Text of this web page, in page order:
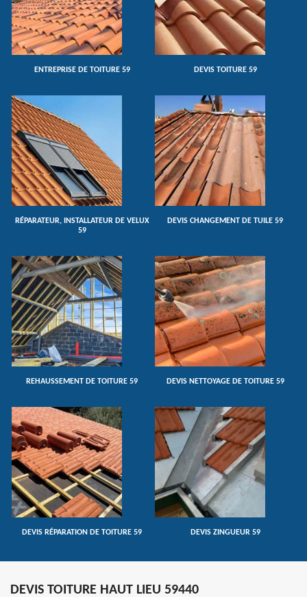
ENTREPRISE DE TOITURE 59 DEVIS TOITURE 59
RÉPARATEUR, INSTALLATEUR DE VELUX
59
DEVIS CHANGEMENT DE TUILE 59
REHAUSSEMENT DE TOITURE 59 DEVIS NETTOYAGE DE TOITURE 59
DEVIS RÉPARATION DE TOITURE 59 DEVIS ZINGUEUR 59
DEVIS TOITURE HAUT LIEU 59440